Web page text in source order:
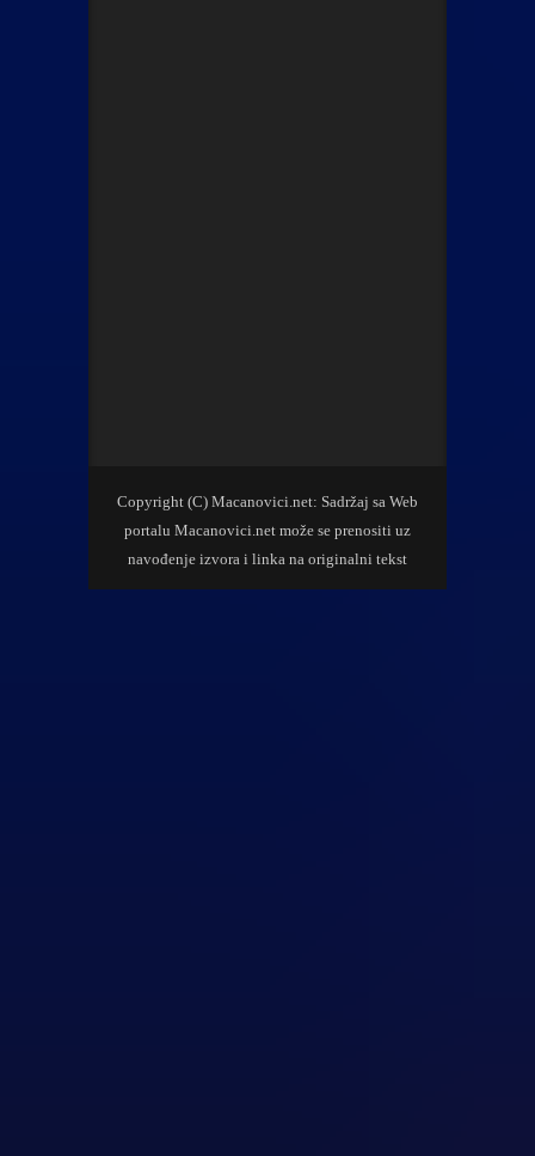
Copyright (C) Macanovici.net: Sadržaj sa Web
portalu Macanovici.net može se prenositi uz
navođenje izvora i linka na originalni tekst